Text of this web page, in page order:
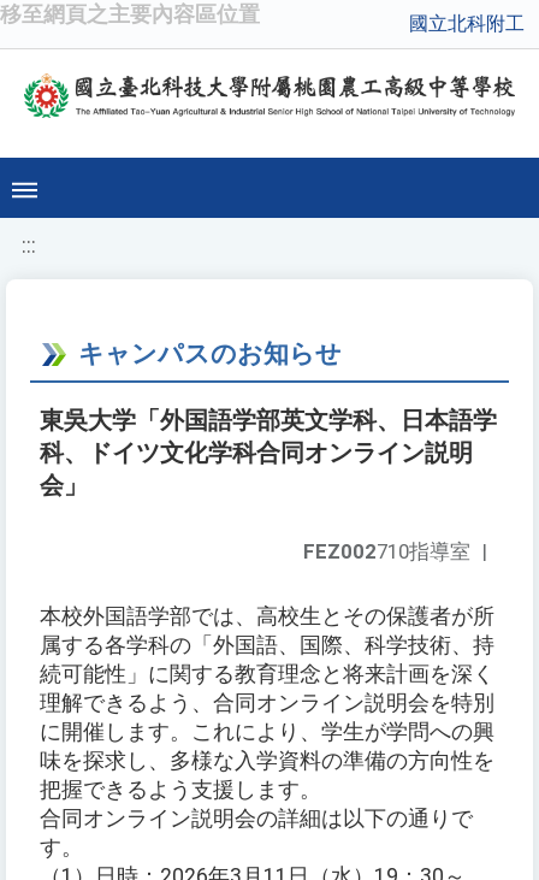
移至網頁之主要內容區位置 國立北科附工
:::
キャンパスのお知らせ
東吳大学「外国語学部英文学科、日本語学
科、ドイツ文化学科合同オンライン説明
会」
FEZ002710指導室 |
本校外国語学部では、高校生とその保護者が所
属する各学科の「外国語、国際、科学技術、持
続可能性」に関する教育理念と将来計画を深く
理解できるよう、合同オンライン説明会を特別
に開催します。これにより、学生が学問への興
味を探求し、多様な入学資料の準備の方向性を
把握できるよう支援します。
合同オンライン説明会の詳細は以下の通りで
す。